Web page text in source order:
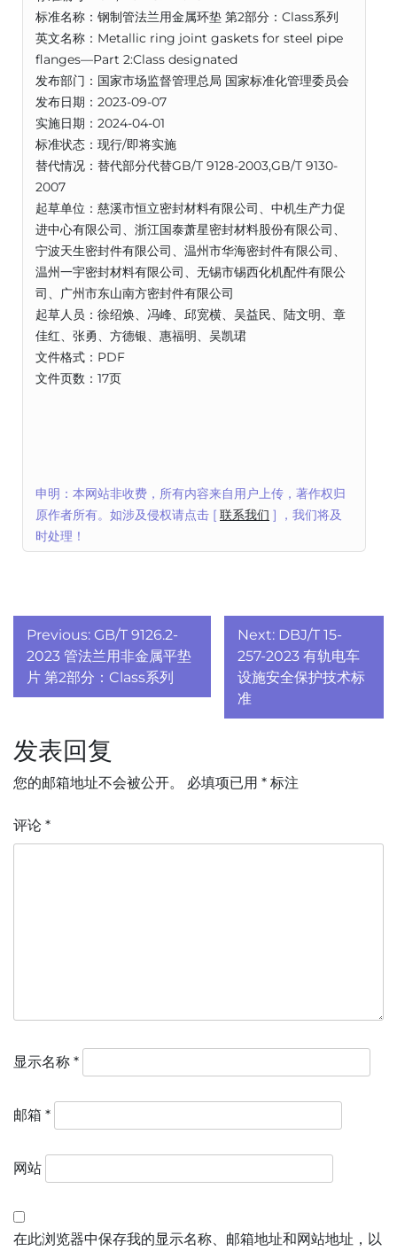
标准名称：钢制管法兰用金属环垫 第2部分：Class系列
英文名称：Metallic ring joint gaskets for steel pipe
flanges—Part 2:Class designated
发布部门：国家市场监督管理总局 国家标准化管理委员会
发布日期：2023-09-07
实施日期：2024-04-01
标准状态：现行/即将实施
替代情况：替代部分代替GB/T 9128-2003,GB/T 9130-
2007
起草单位：慈溪市恒立密封材料有限公司、中机生产力促
进中心有限公司、浙江国泰萧星密封材料股份有限公司、
宁波天生密封件有限公司、温州市华海密封件有限公司、
温州一宇密封材料有限公司、无锡市锡西化机配件有限公
司、广州市东山南方密封件有限公司
起草人员：徐绍焕、冯峰、邱宽横、吴益民、陆文明、章
佳红、张勇、方德银、惠福明、吴凯珺
文件格式：PDF
文件页数：17页
申明：本网站非收费，所有内容来自用户上传，著作权归
原作者所有。如涉及侵权请点击 [ 联系我们 ] ，我们将及
时处理！
文
章
导
航
Previous: GB/T 9126.2-
2023 管法兰用非金属平垫
片 第2部分：Class系列
Next: DBJ/T 15-
257-2023 有轨电车
设施安全保护技术标
准
发表回复
您的邮箱地址不会被公开。 必填项已用 * 标注
评论 *
显示名称 *
邮箱 *
网站
在此浏览器中保存我的显示名称、邮箱地址和网站地址，以